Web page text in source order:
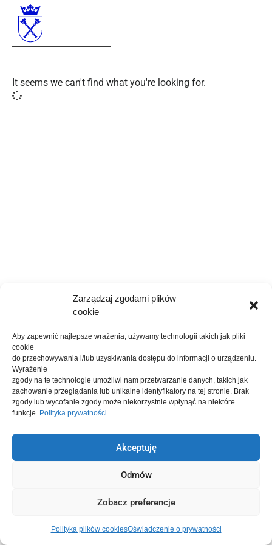
Zarządzaj zgodami plików
cookie
Aby zapewnić najlepsze wrażenia, używamy technologii takich jak pliki
cookie
do przechowywania i/lub uzyskiwania dostępu do informacji o urządzeniu.
Wyrażenie
zgody na te technologie umożliwi nam przetwarzanie danych, takich jak
zachowanie przeglądania lub unikalne identyfikatory na tej stronie. Brak
zgody lub wycofanie zgody może niekorzystnie wpłynąć na niektóre
funkcje. Polityka prywatności.
Akceptuję
Odmów
Zobacz preferencje
Polityka plików cookiesOświadczenie o prywatności
It seems we can't find what you're looking for.